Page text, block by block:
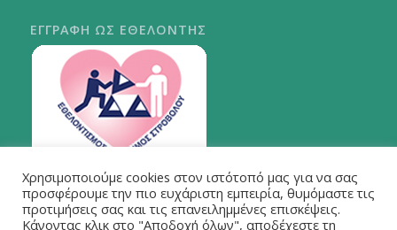
ΕΓΓΡΑΦΗ ΩΣ ΕΘΕΛΟΝΤΗΣ
ΠΕΡΙ ΣΤΡΟΒΟΛΟΥ
Χρησιμοποιούμε cookies στον ιστότοπό μας για να σας
προσφέρουμε την πιο ευχάριστη εμπειρία, θυμόμαστε τις
προτιμήσεις σας και τις επανειλημμένες επισκέψεις.
Κάνοντας κλικ στο "Αποδοχή όλων", αποδέχεστε τη